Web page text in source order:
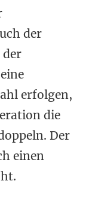
der
der
erfolgen,
die
Der
einen